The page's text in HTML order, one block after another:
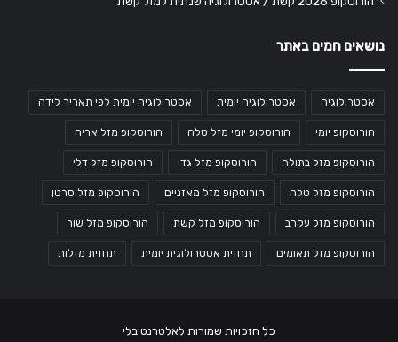
נושאים חמים באתר
אסטרולוגיה אסטרולוגיה יומית אסטרולוגיה יומית לפי תאריך לידה
הורוסקופ יומי הורוסקופ יומי מזל טלה הורוסקופ מזל אריה
הורוסקופ מזל בתולה הורוסקופ מזל גדי הורוסקופ מזל דלי
הורוסקופ מזל טלה הורוסקופ מזל מאזניים הורוסקופ מזל סרטן
הורוסקופ מזל עקרב הורוסקופ מזל קשת הורוסקופ מזל שור
הורוסקופ מזל תאומים תחזית אסטרולוגית יומית תחזית מזלות
כל הזכויות שמורות לאלטרנטיבלי